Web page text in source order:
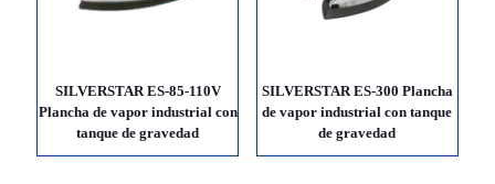
SILVERSTAR ES-85-110V
Plancha de vapor industrial con
tanque de gravedad
SILVERSTAR ES-300 Plancha
de vapor industrial con tanque
de gravedad